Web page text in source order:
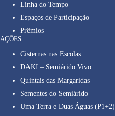
Linha do Tempo
Espaços de Participação
Prêmios
AÇÕES
Cisternas nas Escolas
DAKI – Semiárido Vivo
Quintais das Margaridas
Sementes do Semiárido
Uma Terra e Duas Águas (P1+2)